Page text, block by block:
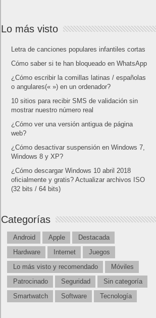
Lo más visto
Letra de canciones populares infantiles cortas
Cómo saber si te han bloqueado en WhatsApp
¿Cómo escribir la comillas latinas / españolas
o angulares(« ») en un ordenador?
10 sitios para recibir SMS de validación sin
mostrar nuestro número real
¿Cómo ver una versión antigua de página
web?
¿Cómo desactivar suspensión en Windows 7,
Windows 8 y XP?
¿Cómo descargar Windows 10 abril 2018
oficialmente y gratis? Actualizar archivos ISO
(32 bits / 64 bits)
Categorías
Android Apple
Destacada
Hardware
Internet
Juegos
Lo más visto y recomendado
Móviles
Patrocinado
Seguridad
Sin categoría
Smartwatch
Software Tecnología